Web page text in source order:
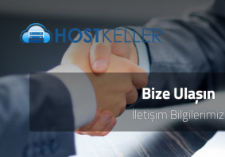
Bize Ulaşın
İletişim Bilgilerimiz